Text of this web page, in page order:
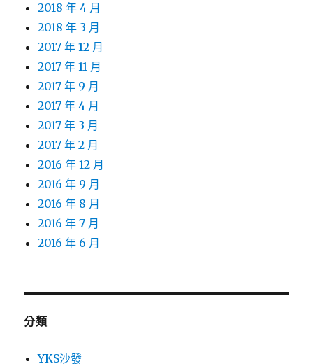
2018 年 4 月
2018 年 3 月
2017 年 12 月
2017 年 11 月
2017 年 9 月
2017 年 4 月
2017 年 3 月
2017 年 2 月
2016 年 12 月
2016 年 9 月
2016 年 8 月
2016 年 7 月
2016 年 6 月
分類
YKS沙發